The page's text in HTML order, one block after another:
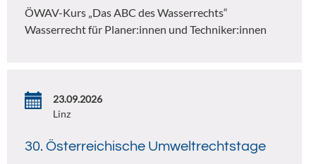
ÖWAV-Kurs „Das ABC des Wasserrechts“
Wasserrecht für Planer:innen und Techniker:innen
23.09.2026
Linz
30. Österreichische Umweltrechtstage